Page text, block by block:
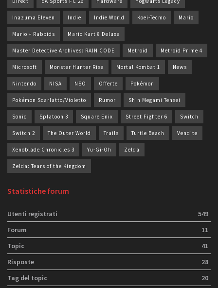
Inazuma Eleven Indie Indie World Koei-Tecmo Mario
Mario + Rabbids Mario Kart 8 Deluxe
Master Detective Archives: RAIN CODE Metroid Metroid Prime 4
Microsoft Monster Hunter Rise Mortal Kombat 1 News
Nintendo NISA NSO Offerte Pokémon
Pokémon Scarlatto/Violetto Rumor Shin Megami Tensei
Sonic Splatoon 3 Square Enix Street Fighter 6 Switch
Switch 2 The Outer World Trails Turtle Beach Vendite
Xenoblade Chronicles 3 Yu-Gi-Oh Zelda
Zelda: Tears of the Kingdom
Statistiche forum
Utenti registrati
549
Forum
11
Topic
41
Risposte
28
Tag del topic
20